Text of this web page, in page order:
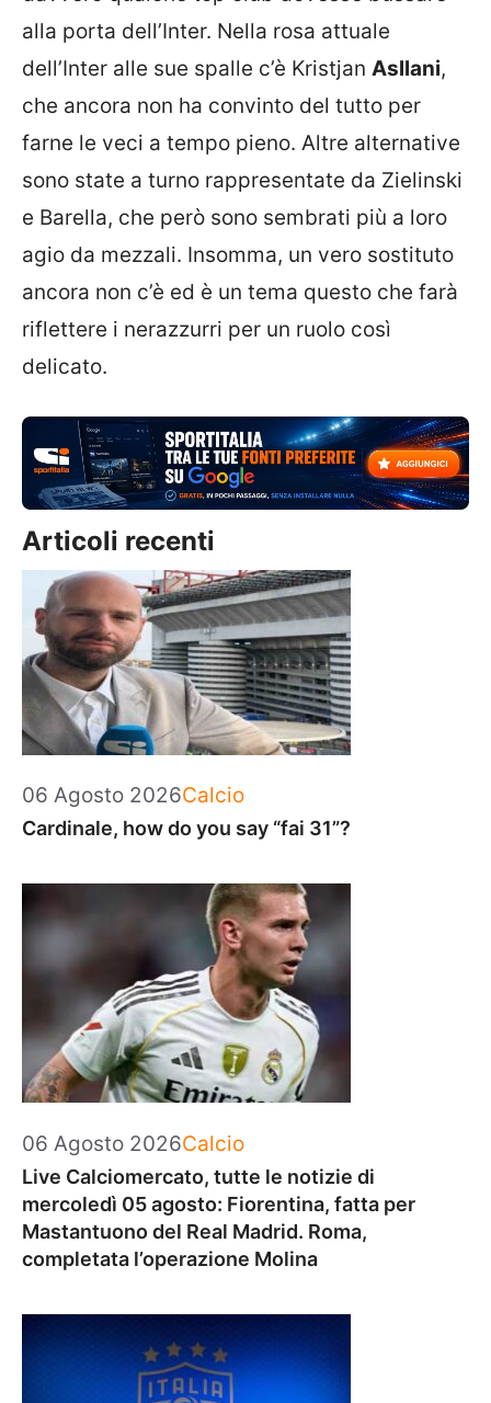
alla porta dell’Inter. Nella rosa attuale
dell’Inter alle sue spalle c’è Kristjan Asllani,
che ancora non ha convinto del tutto per
farne le veci a tempo pieno. Altre alternative
sono state a turno rappresentate da Zielinski
e Barella, che però sono sembrati più a loro
agio da mezzali. Insomma, un vero sostituto
ancora non c’è ed è un tema questo che farà
riflettere i nerazzurri per un ruolo così
delicato.
Articoli recenti
06 Agosto 2026Categorie
Calcio
Cardinale, how do you say “fai 31”?
06 Agosto 2026Categorie
Calcio
Live Calciomercato, tutte le notizie di
mercoledì 05 agosto: Fiorentina, fatta per
Mastantuono del Real Madrid. Roma,
completata l’operazione Molina